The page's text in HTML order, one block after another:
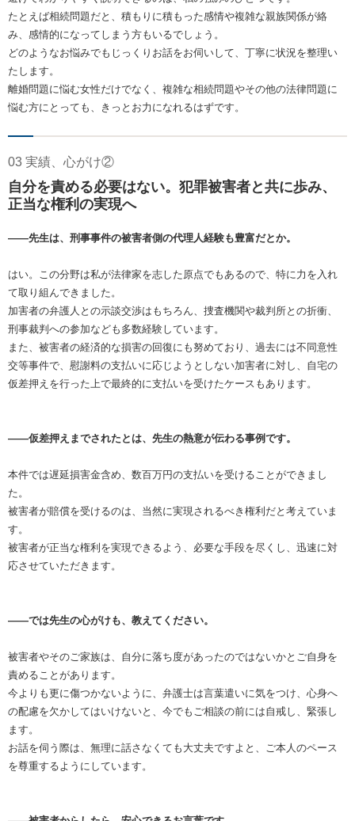
たとえば相続問題だと、積もりに積もった感情や複雑な親族関係が絡
み、感情的になってしまう方もいるでしょう。
どのようなお悩みでもじっくりお話をお伺いして、丁寧に状況を整理い
たします。
離婚問題に悩む女性だけでなく、複雑な相続問題やその他の法律問題に
悩む方にとっても、きっとお力になれるはずです。
03 実績、心がけ②
自分を責める必要はない。犯罪被害者と共に歩み、
正当な権利の実現へ
――先生は、刑事事件の被害者側の代理人経験も豊富だとか。
はい。この分野は私が法律家を志した原点でもあるので、特に力を入れ
て取り組んできました。
加害者の弁護人との示談交渉はもちろん、捜査機関や裁判所との折衝、
刑事裁判への参加なども多数経験しています。
また、被害者の経済的な損害の回復にも努めており、過去には不同意性
交等事件で、慰謝料の支払いに応じようとしない加害者に対し、自宅の
仮差押えを行った上で最終的に支払いを受けたケースもあります。
――仮差押えまでされたとは、先生の熱意が伝わる事例です。
本件では遅延損害金含め、数百万円の支払いを受けることができまし
た。
被害者が賠償を受けるのは、当然に実現されるべき権利だと考えていま
す。
被害者が正当な権利を実現できるよう、必要な手段を尽くし、迅速に対
応させていただきます。
――では先生の心がけも、教えてください。
被害者やそのご家族は、自分に落ち度があったのではないかとご自身を
責めることがあります。
今よりも更に傷つかないように、弁護士は言葉遣いに気をつけ、心身へ
の配慮を欠かしてはいけないと、今でもご相談の前には自戒し、緊張し
ます。
お話を伺う際は、無理に話さなくても大丈夫ですよと、ご本人のペース
を尊重するようにしています。